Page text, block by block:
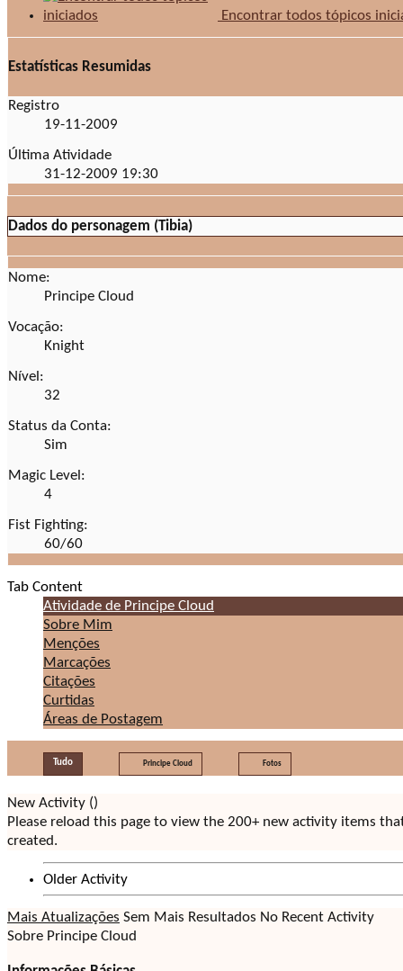
Encontrar todos tópicos
Estatísticas Resumidas
Registro
19-11-2009
Última Atividade
31-12-2009 19:30
Dados do personagem (Tibia)
Nome:
Principe Cloud
Vocação:
Knight
Nível:
32
Status da Conta:
Sim
Magic Level:
4
Fist Fighting:
60/60
Tab Content
Atividade de Principe Cloud
Sobre Mim
Menções
Marcações
Citações
Curtidas
Áreas de Postagem
Tudo Principe Cloud Fotos
New Activity ()
Please reload this page to view the 200+ new activity items
created.
Older Activity
Mais Atualizações Sem Mais Resultados No Recent Activity
Sobre Principe Cloud